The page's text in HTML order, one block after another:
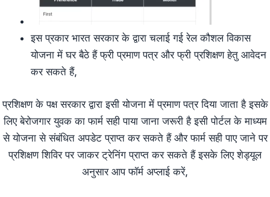
इस प्रकार भारत सरकार के द्वारा चलाई गई रेल कौशल विकास
योजना में घर बैठे हैं फ्री प्रमाण पत्र और फ्री प्रशिक्षण हेतु आवेदन
कर सकते हैं,
प्रशिक्षण के पक्ष सरकार द्वारा इसी योजना में प्रमाण पत्र दिया जाता है इसके
लिए बेरोजगार युवक का फार्म सही पाया जाना जरूरी है इसी पोर्टल के माध्यम
से योजना से संबंधित अपडेट प्राप्त कर सकते हैं और फार्म सही पाए जाने पर
प्रशिक्षण शिविर पर जाकर ट्रेनिंग प्राप्त कर सकते हैं इसके लिए शेड्यूल
अनुसार आप फॉर्म अप्लाई करें,